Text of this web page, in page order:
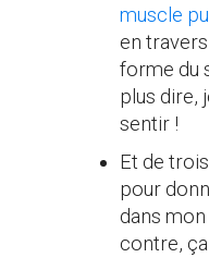
muscle
en
forme du
plus dire,
sentir !
Et de
pour
dans
contre,